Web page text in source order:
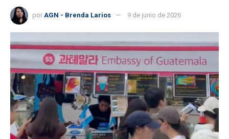
por AGN - Brenda Larios 9 de junio de 2026